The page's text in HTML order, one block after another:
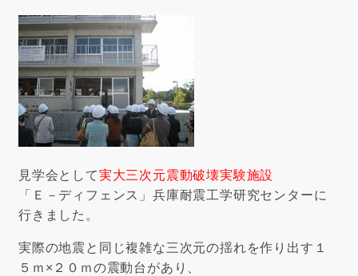
見学会として実大三次元震動破壊実験施設
「Ｅ－ディフェンス」兵庫耐震工学研究センターに
行きました。
実際の地震と同じ複雑な三次元の揺れを作り出す１
５ｍ×２０ｍの震動台があり、